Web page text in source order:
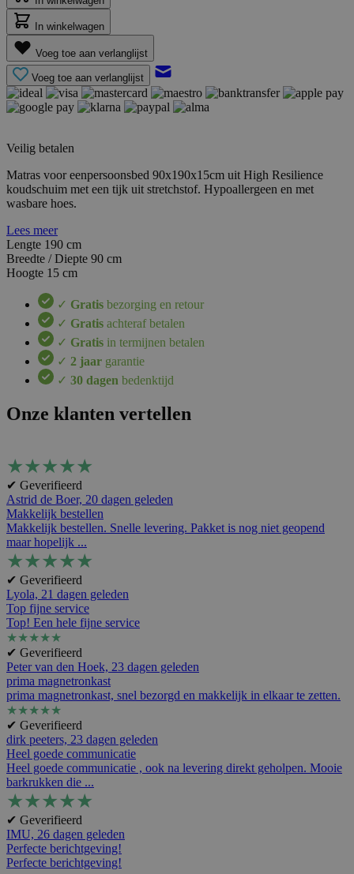
In winkelwagen
Voeg toe aan verlanglijst
Voeg toe aan verlanglijst
Veilig betalen
Matras voor eenpersoonsbed 90x190x15cm uit High Resilience
koudschuim met een tijk uit stretchstof. Hypoallergeen en met
wasbare hoes.
Lees meer
Lengte 190 cm
Breedte / Diepte 90 cm
Hoogte 15 cm
✓ Gratis bezorging en retour
✓ Gratis achteraf betalen
✓ Gratis in termijnen betalen
✓ 2 jaar garantie
✓ 30 dagen bedenktijd
Onze klanten vertellen
★★★★★
✔ Geverifieerd
Astrid de Boer, 20 dagen geleden
Makkelijk bestellen
Makkelijk bestellen. Snelle levering. Pakket is nog niet geopend
maar hopelijk ...
★★★★★
✔ Geverifieerd
Lyola, 21 dagen geleden
Top fijne service
Top! Een hele fijne service
★★★★★
✔ Geverifieerd
Peter van den Hoek, 23 dagen geleden
prima magnetronkast
prima magnetronkast, snel bezorgd en makkelijk in elkaar te zetten.
★★★★★
✔ Geverifieerd
dirk peeters, 23 dagen geleden
Heel goede communicatie
Heel goede communicatie , ook na levering direkt geholpen. Mooie
barkrukken die ...
★★★★★
✔ Geverifieerd
IMU, 26 dagen geleden
Perfecte berichtgeving!
Perfecte berichtgeving!